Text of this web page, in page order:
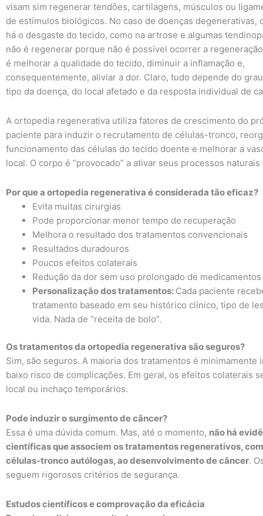
visam sim regenerar tendões, cartilagens, músculos ou
de estímulos biológicos. No caso de doenças degenerativas,
há o desgaste do tecido, como na artrose e algumas
não é regenerar porque não é possível ocorrer a
é melhorar a qualidade do tecido, diminuir a inflamação e,
consequentemente, aliviar a dor. Claro, tudo depende do
tipo da doença, do local afetado e da resposta individual de
A ortopedia regenerativa utiliza fatores de crescimento do
paciente para induzir o recrutamento de células-tronco,
funcionamento das células do tecido doente e melhorar a
local. O corpo é “provocado” a ativar seus processos naturais
Por que a ortopedia regenerativa é considerada tão eficaz?
Evita muitas cirurgias
Pode proporcionar menor tempo de recuperação
Melhora o resultado dos tratamentos convencionais
Resultados duradouros
Poucos efeitos colaterais
Redução da dor sem uso prolongado de medicamentos
Personalização dos tratamentos: Cada paciente
tratamento baseado em seu histórico clínico, tipo de
vida. Nada de “receita de bolo”.
Os tratamentos da ortopedia regenerativa são seguros?
Sim, são seguros. A maioria dos tratamentos é minimamente
baixo risco de complicações. Em geral, os efeitos colaterais
local ou inchaço temporários.
Pode induzir o surgimento de câncer?
Essa é uma dúvida comum. Mas, até o momento, não há
científicas que associem os tratamentos regenerativos,
células-tronco autólogas, ao desenvolvimento de câncer.
seguem rigorosos critérios de segurança.
Estudos científicos e comprovação da eficácia